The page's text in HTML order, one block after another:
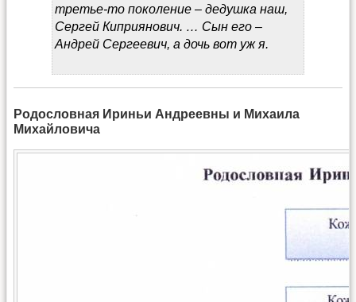
третье-то поколение – дедушка наш,
Сергей Киприянович. … Сын его –
Андрей Сергеевич, а дочь вот уж я.
Родословная Ириньи Андреевны и Михаила
Михайловича